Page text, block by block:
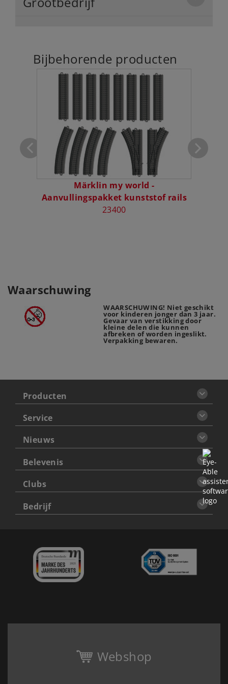
Bijbehorende producten
Märklin my world -
Aanvullingspakket kunststof rails
23400
Waarschuwing
WAARSCHUWING! Niet geschikt
voor kinderen jonger dan 3 jaar.
Gevaar van verstikking door
kleine delen die kunnen
afbreken of worden ingeslikt.
Verpakking bewaren.
Producten
Service
Nieuws
Belevenis
Clubs
Bedrijf
Webshop